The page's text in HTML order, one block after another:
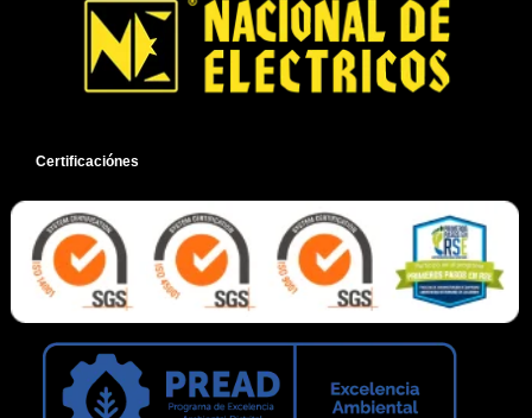
Certificaciónes